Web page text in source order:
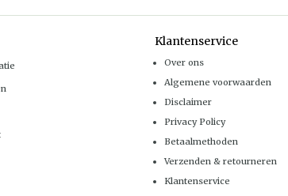
Klantenservice
Over ons
Algemene voorwaarden
Disclaimer
Privacy Policy
Betaalmethoden
Verzenden & retourneren
Klantenservice